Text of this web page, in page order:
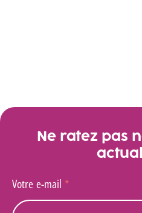
Ne ratez pas
Votre e-mail *